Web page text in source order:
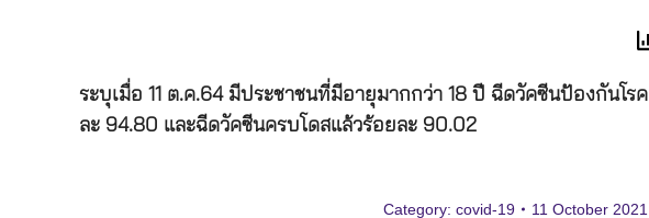
ระบุเมื่อ 11 ต.ค.64 มีประชาชนที่มีอายุมากกว่า 18 ปี ฉีดวัคซีนป้องกันโรค
ละ 94.80 และฉีดวัคซีนครบโดสแล้วร้อยละ 90.02
Category: covid-19 11 October 2021